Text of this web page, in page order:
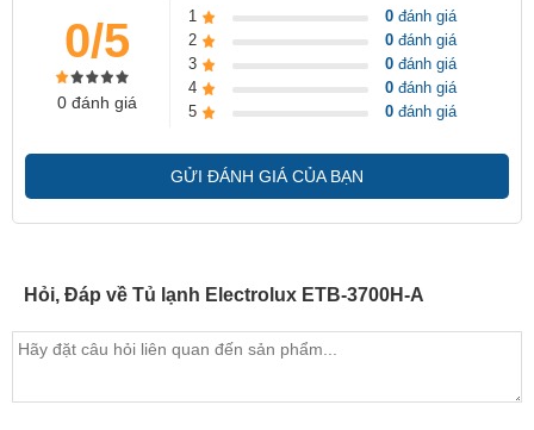
0/5
0 đánh giá
1 0 đánh giá
2
0 đánh giá
3
0 đánh giá
4
0 đánh giá
5
0 đánh giá
GỬI ĐÁNH GIÁ CỦA BẠN
Hỏi, Đáp về Tủ lạnh Electrolux ETB-3700H-A